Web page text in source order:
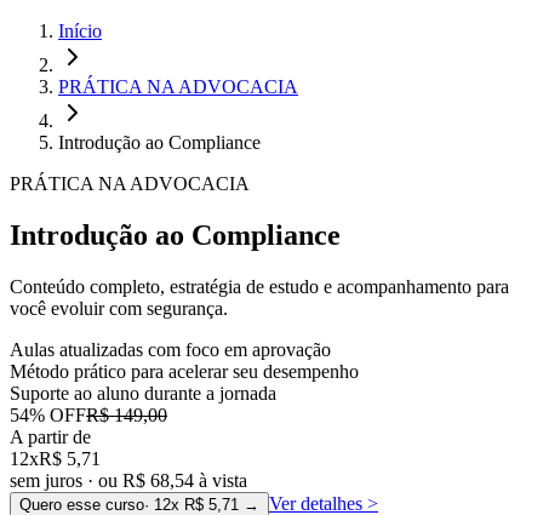
Início
PRÁTICA NA ADVOCACIA
Introdução ao Compliance
PRÁTICA NA ADVOCACIA
Introdução ao Compliance
Conteúdo completo, estratégia de estudo e acompanhamento para
você evoluir com segurança.
Aulas atualizadas com foco em aprovação
Método prático para acelerar seu desempenho
Suporte ao aluno durante a jornada
54% OFFR$ 149,00
A partir de
12xR$ 5,71
sem juros · ou R$ 68,54 à vista
Quero esse curso· 12x R$ 5,71 → Ver detalhes >